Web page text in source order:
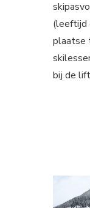
(leeftijd
plaatse
bij de